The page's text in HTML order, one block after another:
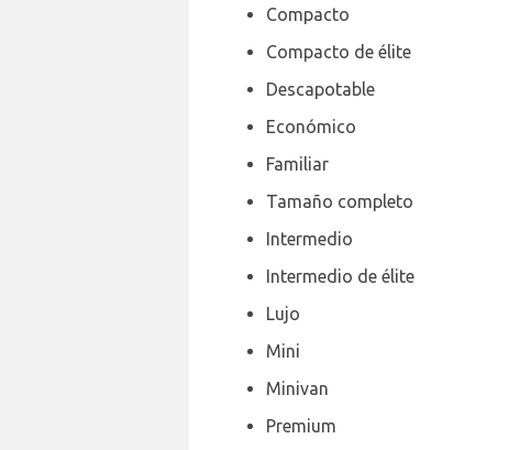
Compacto
Compacto de élite
Descapotable
Económico
Familiar
Tamaño completo
Intermedio
Intermedio de élite
Lujo
Mini
Minivan
Premium